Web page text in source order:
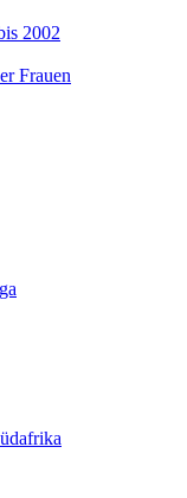
2002
Frauen